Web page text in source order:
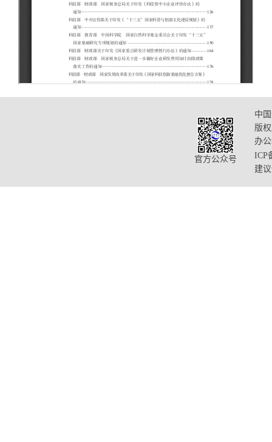
官方公众号
中
版
办
ICP
建